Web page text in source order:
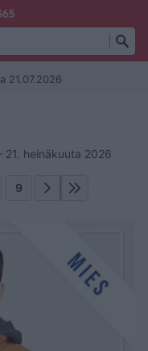
21.07.2026
21. heinäkuuta 2026
9